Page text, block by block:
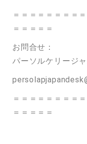
＝＝＝＝＝＝＝＝
＝＝＝＝＝
お問合せ：
パーソルケリージ
＝＝＝＝＝＝＝＝
＝＝＝＝＝